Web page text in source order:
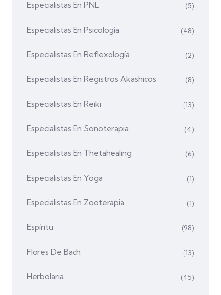
Especialistas En PNL (5)
Especialistas En Psicología (48)
Especialistas En Reflexología (2)
Especialistas En Registros Akashicos (8)
Especialistas En Reiki (13)
Especialistas En Sonoterapia (4)
Especialistas En Thetahealing (6)
Especialistas En Yoga (1)
Especialistas En Zooterapia (1)
Espíritu (98)
Flores De Bach (13)
Herbolaria (45)